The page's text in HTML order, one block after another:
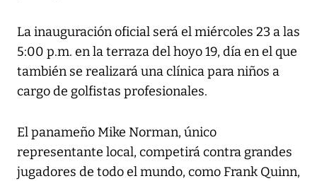
La inauguración oficial será el miércoles 23 a las
5:00 p.m. en la terraza del hoyo 19, día en el que
también se realizará una clínica para niños a
cargo de golfistas profesionales.
El panameño Mike Norman, único
representante local, competirá contra grandes
jugadores de todo el mundo, como Frank Quinn,